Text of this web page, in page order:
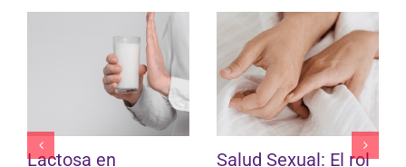
Lactosa en Salud Sexual: El rol